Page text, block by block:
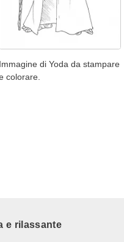
Immagine di Yoda da stampare
colorare.
e rilassante